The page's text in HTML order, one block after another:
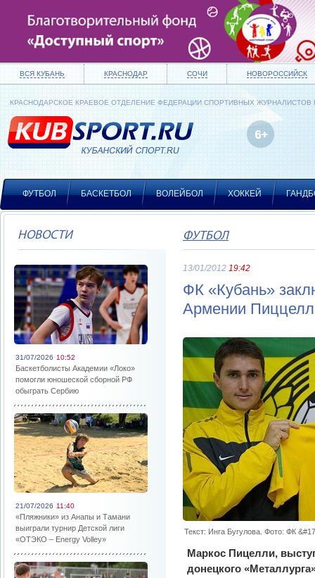
ВСЯ КУБАНЬ КРАСНОДАР СОЧИ НОВОРОССИЙСК
КРАСНОДАРСКОЕ КРАЕВОЕ ОТДЕЛЕНИЕ ФЕДЕРАЦИИ СПОРТИВНЫХ ЖУРНАЛИСТОВ
ФУТБОЛ БАСКЕТБОЛ ВОЛЕЙБОЛ ХОККЕЙ
НОВОСТИ
31/07/2026 10:52
Баскетболисты Академии «Локо»
помогли юношеской сборной РФ
обыграть Сербию
21/07/2026 11:40
«Пляжники» из Анапы и Тамани
выиграли турнир Детской лиги
«ОТЭКО – Energy Volley»
ФУТБОЛ
13/01/2012 19:42
ФК «Кубань»
Армении
Текст: Инга Бугулова. Фото: ФК
Маркос Пицелли,
донецкого